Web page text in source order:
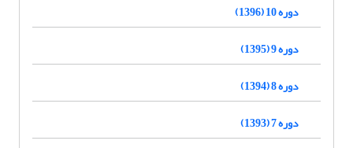
دوره 10 (1396)
دوره 9 (1395)
دوره 8 (1394)
دوره 7 (1393)